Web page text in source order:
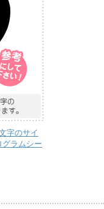
字のサイ
ラムシー